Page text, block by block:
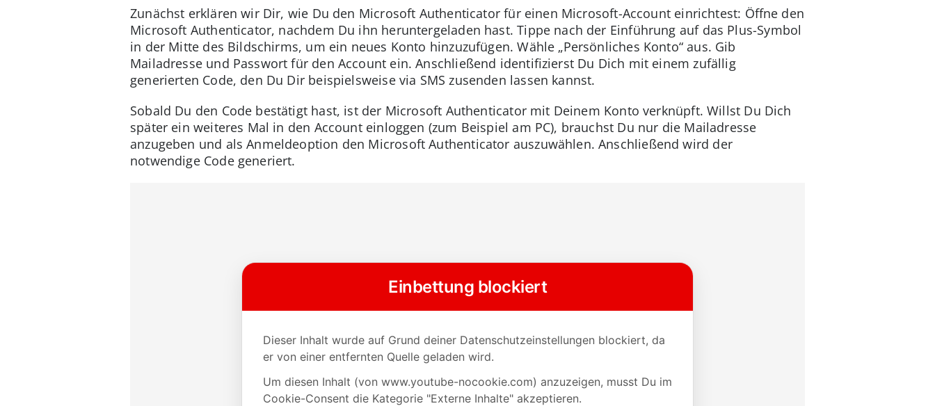
Zunächst erklären wir Dir, wie Du den Microsoft Authenticator für einen Microsoft-Account einrichtest: Öffne den
Microsoft Authenticator, nachdem Du ihn heruntergeladen hast. Tippe nach der Einführung auf das Plus-Symbol
in der Mitte des Bildschirms, um ein neues Konto hinzuzufügen. Wähle „Persönliches Konto“ aus. Gib
Mailadresse und Passwort für den Account ein. Anschließend identifizierst Du Dich mit einem zufällig
generierten Code, den Du Dir beispielsweise via SMS zusenden lassen kannst.
Sobald Du den Code bestätigt hast, ist der Microsoft Authenticator mit Deinem Konto verknüpft. Willst Du Dich
später ein weiteres Mal in den Account einloggen (zum Beispiel am PC), brauchst Du nur die Mailadresse
anzugeben und als Anmeldeoption den Microsoft Authenticator auszuwählen. Anschließend wird der
notwendige Code generiert.